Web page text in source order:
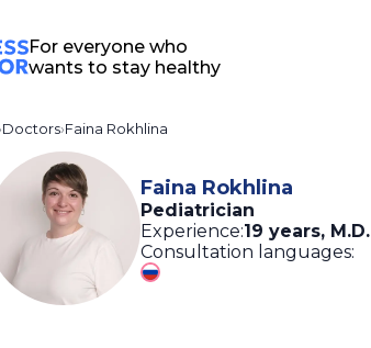
For everyone who
wants to stay healthy
Doctors Faina Rokhlina
Faina Rokhlina
Pediatrician
Experience:19 years, M.D.
Consultation languages: